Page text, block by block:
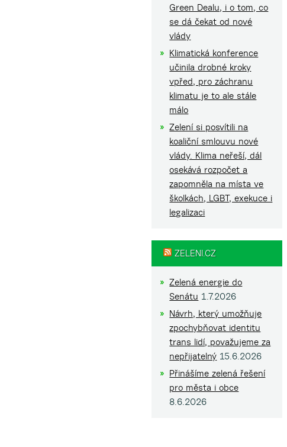
Green Dealu, i o tom, co
se dá čekat od nové
vlády
Klimatická konference
učinila drobné kroky
vpřed, pro záchranu
klimatu je to ale stále
málo
Zelení si posvítili na
koaliční smlouvu nové
vlády. Klima neřeší, dál
osekává rozpočet a
zapomněla na místa ve
školkách, LGBT, exekuce i
legalizaci
ZELENI.CZ
Zelená energie do
Senátu 1.7.2026
Návrh, který umožňuje
zpochybňovat identitu
trans lidí, považujeme za
nepřijatelný 15.6.2026
Přinášíme zelená řešení
pro města i obce
8.6.2026